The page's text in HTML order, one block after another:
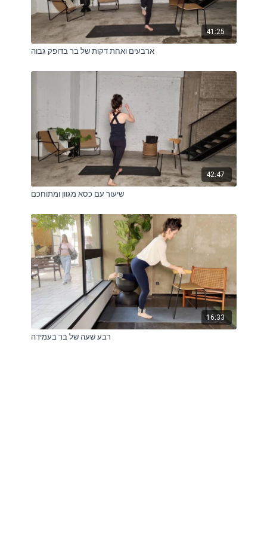
41:25
ארבעים ואחת דקות של בר בדופק גבוה
42:47
שיעור עם כסא מגוון ומתוחכם
16:33
רבע שעה של בר בעמידה